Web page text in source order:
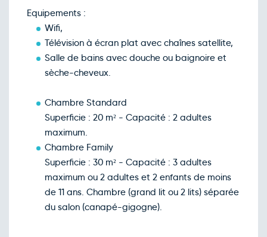
13
déc.
208€
Lun.
14
déc.
208€/pers
Mer.
208€/pers
Retour le Jeu. 17 déc. 26
déc.
248€/pers
208€
Retour le Sam. 19 déc. 26
Sam.
232€ /pers
232€/pers
Retour le Lun. 21 déc. 26
/pers
Equipements :
Wifi,
Télévision à écran plat avec chaînes satellite,
Salle de bains avec douche ou baignoire et
sèche-cheveux.
Chambre Standard
Superficie : 20 m² - Capacité : 2 adultes
maximum.
Chambre Family
Superficie : 30 m² - Capacité : 3 adultes
maximum ou 2 adultes et 2 enfants de moins
de 11 ans. Chambre (grand lit ou 2 lits) séparée
du salon (canapé-gigogne).